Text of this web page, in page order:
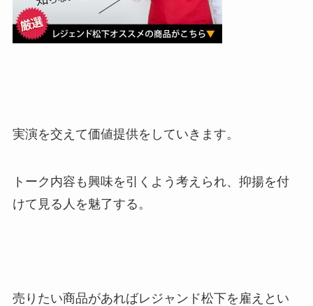
実演を交えて価値提供をしていきます。
トーク内容も興味を引くよう考えられ、抑揚を付
けて見る人を魅了する。
売りたい商品があればレジャンド松下を雇えとい